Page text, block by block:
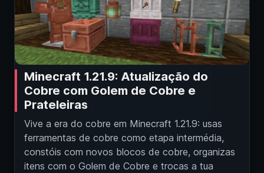
Minecraft 1.21.9: Atualização do
Cobre com Golem de Cobre e
Prateleiras
Vive a era do cobre em Minecraft 1.21.9: usas
ferramentas de cobre como etapa intermédia,
constóis com novos blocos de cobre, organizas
itens com o Golem de Cobre e trocas a tua